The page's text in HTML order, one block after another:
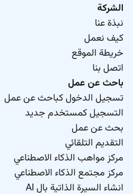
الشركة
نبذة عنا
كيف نعمل
خريطة الموقع
اتصل بنا
باحث عن عمل
تسجيل الدخول كباحث عن عمل
التسجيل كمستخدم جديد
بحث عن عمل
التقديم التلقائي
مركز مواهب الذكاء الاصطناعي
مركز مجتمع الذكاء الاصطناعي
انشاء السيرة الذاتية بال AI